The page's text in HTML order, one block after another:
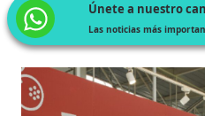
Únete a nuestro
Las noticias más